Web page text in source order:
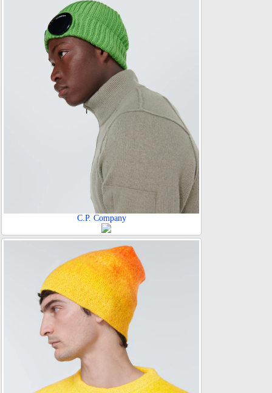
C.P. Company